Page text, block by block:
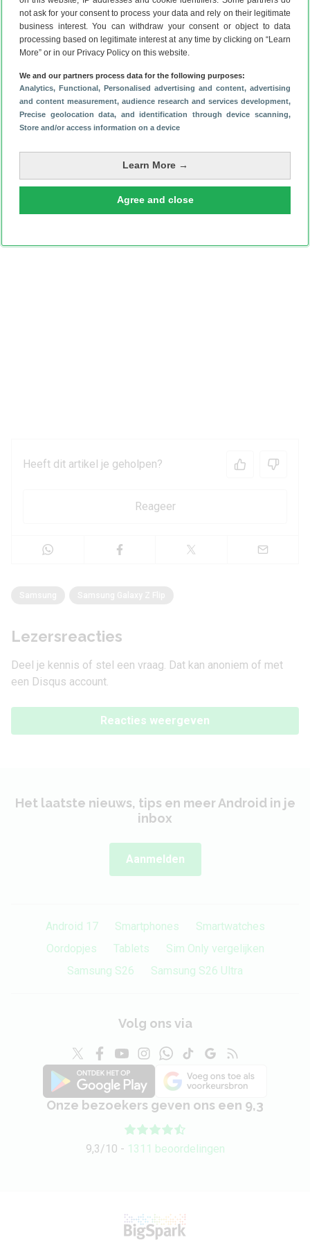
not ask for your consent to process your data and rely on their legitimate
business interest. You can withdraw your consent or object to data
processing based on legitimate interest at any time by clicking on “Learn
More” or in our Privacy Policy on this website.
We and our partners process data for the following purposes:
Analytics, Functional, Personalised advertising and content, advertising
and content measurement, audience research and services development,
Precise geolocation data, and identification through device scanning,
Store and/or access information on a device
Learn More →
Agree and close
opladen (6-8)
Samsung Galaxy Z Fold 8 (Ultra) en Flip 8 nu te koop in
Nederland (6-8)
voorganger (5-8)
Heeft dit artikel je geholpen?
Reageer
Lezersreacties
Deel je kennis of stel een vraag. Dat kan anoniem of met
een Disqus account.
Reacties weergeven
Het laatste nieuws, tips en meer Android in je
inbox
Aanmelden
Android 17 Smartphones
Smartwatches
Oordopjes
Tablets
Sim Only vergelijken
Samsung S26
Samsung S26 Ultra
Volg ons via
Onze bezoekers geven ons een 9,3
9,3/10 - 1311 beoordelingen